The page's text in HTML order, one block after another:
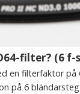
69 kr
I VARUKORG
filter? (6 f-
en filterfaktor på
på 6